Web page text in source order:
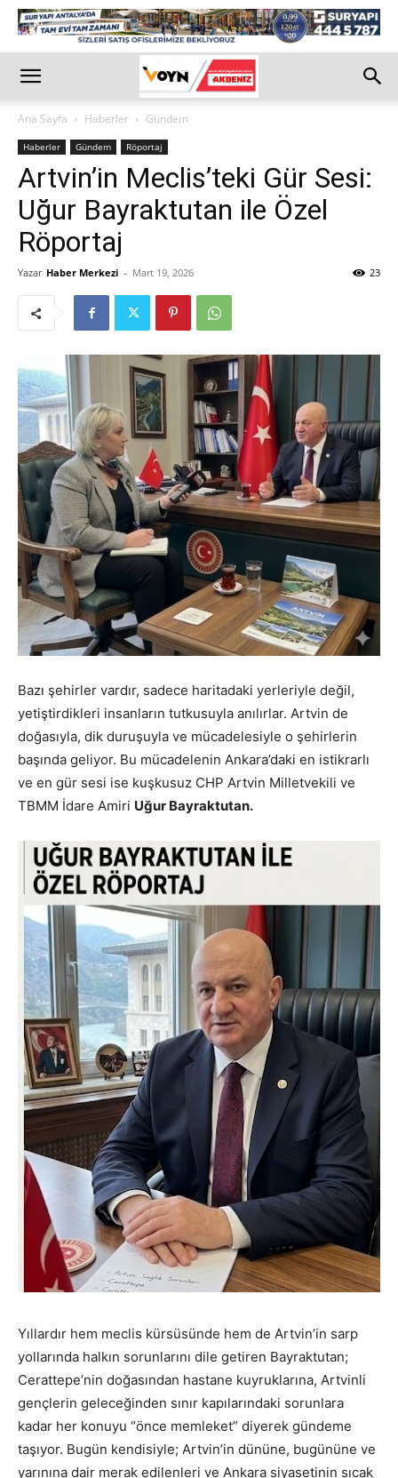
Ana Sayfa Haberler Gündem
Haberler Gündem Röportaj
Artvin’in Meclis’teki Gür Sesi:
Uğur Bayraktutan ile Özel
Röportaj
Yazar Haber Merkezi - Mart 19, 2026 23
Bazı şehirler vardır, sadece haritadaki yerleriyle değil,
yetiştirdikleri insanların tutkusuyla anılırlar. Artvin de
doğasıyla, dik duruşuyla ve mücadelesiyle o şehirlerin
başında geliyor. Bu mücadelenin Ankara’daki en istikrarlı
ve en gür sesi ise kuşkusuz CHP Artvin Milletvekili ve
TBMM İdare Amiri Uğur Bayraktutan.
Yıllardır hem meclis kürsüsünde hem de Artvin’in sarp
yollarında halkın sorunlarını dile getiren Bayraktutan;
Cerattepe’nin doğasından hastane kuyruklarına, Artvinli
gençlerin geleceğinden sınır kapılarındaki sorunlara
kadar her konuyu “önce memleket” diyerek gündeme
taşıyor. Bugün kendisiyle; Artvin’in dününe, bugününe ve
yarınına dair merak edilenleri ve Ankara siyasetinin sıcak